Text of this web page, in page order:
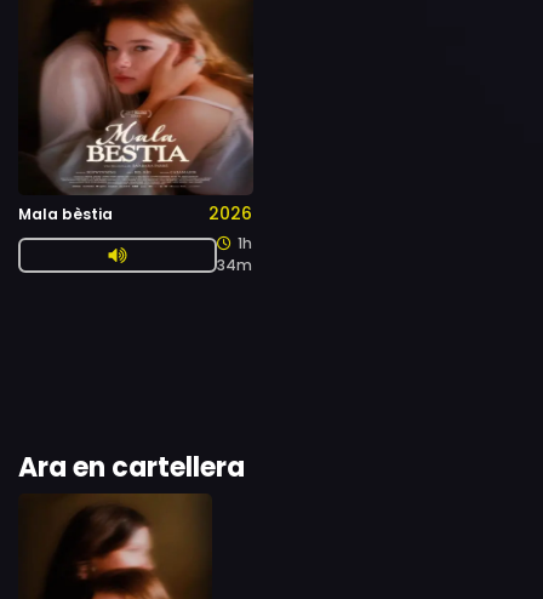
Mala bèstia 2026
1h
34m
Ara en cartellera